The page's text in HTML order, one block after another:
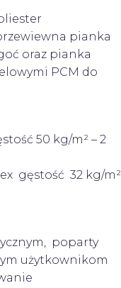
pianka
oraz pianka
PCM do
50 kg/m² – 2
gęstość 32 kg/m²
poparty
użytkownikom